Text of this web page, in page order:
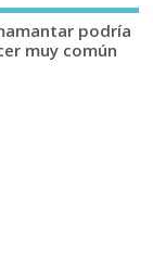
podría
muy común